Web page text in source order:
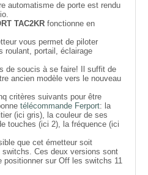
automatisme de porte est rendu
TAC2KR fonctionne en
vous permet de piloter
roulant, portail, éclairage
de soucis à se faire! Il suffit de
ancien modèle vers le nouveau
critères suivants pour être
télécommande Ferport: la
(ici gris), la couleur de ses
touches (ici 2), la fréquence (ici
que cet émetteur soit
Ces deux versions sont
sur Off les switchs 11